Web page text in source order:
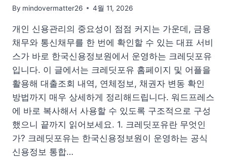
By mindovermatter26 4월 11, 2026
개인 신용관리의 중요성이 점점 커지는 가운데, 금융
채무와 통신채무를 한 번에 확인할 수 있는 대표 서비
스가 바로 한국신용정보원에서 운영하는 크레딧포유
입니다. 이 글에서는 크레딧포유 홈페이지 및 어플을
활용해 대출조회 내역, 연체정보, 채권자 변동 확인
방법까지 매우 상세하게 정리해드립니다. 워드프레스
에 바로 복사해서 사용할 수 있도록 구조적으로 구성
했으니 끝까지 읽어보세요. 1. 크레딧포유란 무엇인
가? 크레딧포유는 한국신용정보원이 운영하는 공식
신용정보 통합…